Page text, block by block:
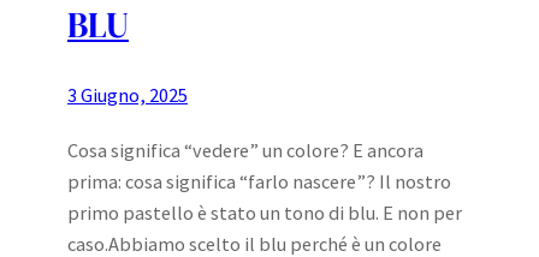
BLU
3 Giugno, 2025
Cosa significa “vedere” un colore? E ancora
prima: cosa significa “farlo nascere”? Il nostro
primo pastello è stato un tono di blu. E non per
caso.Abbiamo scelto il blu perché è un colore